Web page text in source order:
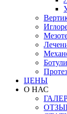
ЦЕНЫ
О НАС